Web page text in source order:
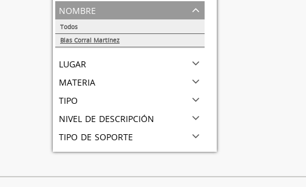
nombre
Todos
Blas Corral Martínez
lugar
materia
tipo
nivel de descripción
tipo de soporte